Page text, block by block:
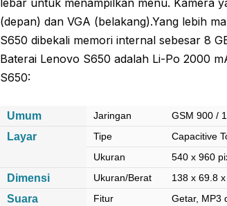
lebar untuk menampilkan menu. Kamera
(depan) dan VGA (belakang).Yang lebih
S650 dibekali memori internal sebesar 8
Baterai Lenovo S650 adalah Li-Po 2000
S650:
Umum Jaringan GSM 900 /
Layar Tipe
Capacitive
Ukuran
540 x 960
Dimensi Ukuran/Berat 138 x 69.8
Suara Fitur
Getar, MP3